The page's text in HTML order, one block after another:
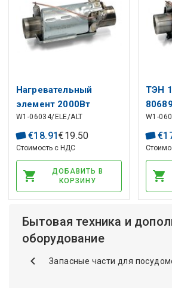
Нагревательный
элемент 2000Вт
Ø32мм 50280071007
AEG, ELECTROLUX для
посудомоечной
машины
W1-06034/ELE/ALT
€18.91€19.50
Стоимость с НДС
ДОБАВИТЬ В
КОРЗИНУ
ТЭН
W1-
€
Бытовая техника и
оборудование
Запасные части для